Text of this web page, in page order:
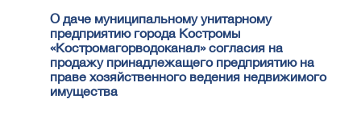
О даче муниципальному унитарному
предприятию города Костромы
«Костромагорводоканал» согласия на
продажу принадлежащего предприятию на
праве хозяйственного ведения недвижимого
имущества